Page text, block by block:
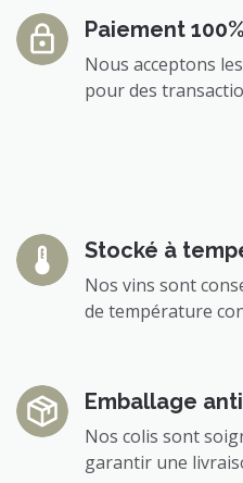
Paiement
Nous acceptons
pour des
Stocké à
Nos vins sont
de température
Emballage
Nos colis sont
garantir une